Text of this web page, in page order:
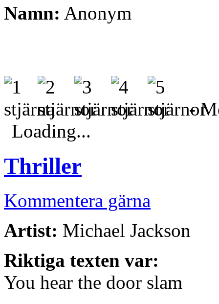
Namn: Anonym
-
Loading...
Thriller
Kommentera gärna
Artist: Michael Jackson
Riktiga texten var:
You hear the door slam